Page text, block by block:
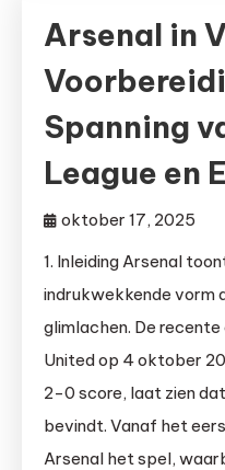
Arsenal in
Spanning
League en
oktober 17, 2025
1. Inleiding Arsenal
indrukwekkende vorm
glimlachen. De
United op 4 oktober
2-0 score, laat zien
bevindt. Vanaf het
Arsenal het spel,